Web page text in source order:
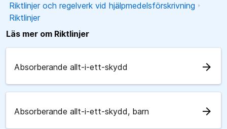
Riktlinjer och regelverk vid hjälpmedelsförskrivning
Riktlinjer
Läs mer om Riktlinjer
Absorberande allt-i-ett-skydd arrow_forward
Absorberande allt-i-ett-skydd, barn arrow_forward